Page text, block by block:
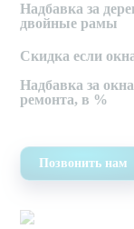
Надбавка за
двойные рамы
Скидка если
Надбавка за
ремонта, в %
Позвонить нам